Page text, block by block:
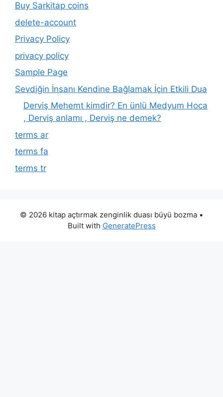
Buy Sarkitap coins
delete-account
Privacy Policy
privacy policy
Sample Page
Sevdiğin İnsanı Kendine Bağlamak İçin Etkili Dua
Derviş Mehemt kimdir? En ünlü Medyum Hoca
, Derviş anlamı , Derviş ne demek?
terms ar
terms fa
terms tr
© 2026 kitap açtırmak zenginlik duası büyü bozma •
Built with GeneratePress